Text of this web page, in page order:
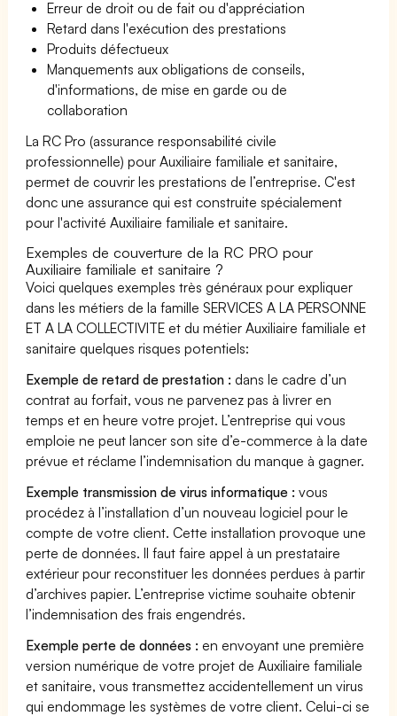
Erreur de droit ou de fait ou d'appréciation
Retard dans l'exécution des prestations
Produits défectueux
Manquements aux obligations de conseils,
d'informations, de mise en garde ou de
collaboration
La RC Pro (assurance responsabilité civile
professionnelle) pour Auxiliaire familiale et sanitaire,
permet de couvrir les prestations de l’entreprise. C'est
donc une assurance qui est construite spécialement
pour l'activité Auxiliaire familiale et sanitaire.
Exemples de couverture de la RC PRO pour
Auxiliaire familiale et sanitaire ?
Voici quelques exemples très généraux pour expliquer
dans les métiers de la famille SERVICES A LA PERSONNE
ET A LA COLLECTIVITE et du métier Auxiliaire familiale et
sanitaire quelques risques potentiels:
Exemple de retard de prestation : dans le cadre d’un
contrat au forfait, vous ne parvenez pas à livrer en
temps et en heure votre projet. L’entreprise qui vous
emploie ne peut lancer son site d’e-commerce à la date
prévue et réclame l’indemnisation du manque à gagner.
Exemple transmission de virus informatique : vous
procédez à l’installation d’un nouveau logiciel pour le
compte de votre client. Cette installation provoque une
perte de données. Il faut faire appel à un prestataire
extérieur pour reconstituer les données perdues à partir
d’archives papier. L’entreprise victime souhaite obtenir
l’indemnisation des frais engendrés.
Exemple perte de données : en envoyant une première
version numérique de votre projet de Auxiliaire familiale
et sanitaire, vous transmettez accidentellement un virus
qui endommage les systèmes de votre client. Celui-ci se